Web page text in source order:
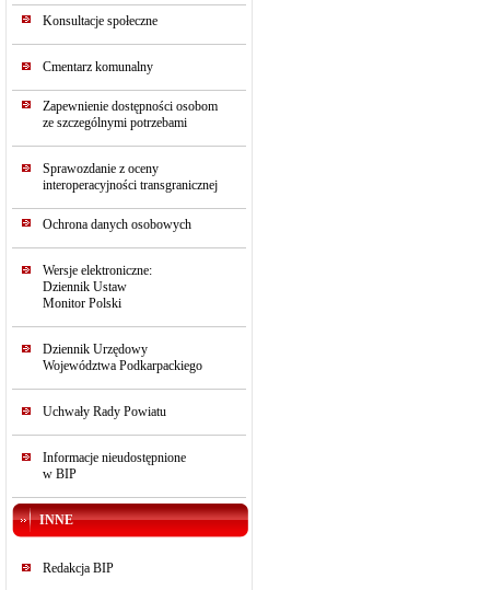
Konsultacje społeczne
Cmentarz komunalny
Zapewnienie dostępności osobom
ze szczególnymi potrzebami
Sprawozdanie z oceny
interoperacyjności transgranicznej
Ochrona danych osobowych
Wersje elektroniczne:
Dziennik Ustaw
Monitor Polski
Dziennik Urzędowy
Województwa Podkarpackiego
Uchwały Rady Powiatu
Informacje nieudostępnione
w BIP
INNE
Redakcja BIP